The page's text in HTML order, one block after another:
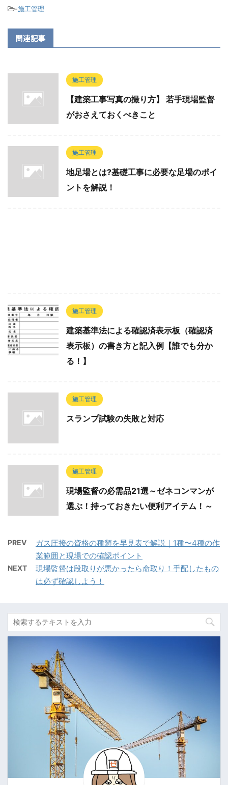
-施工管理
関連記事
施工管理
【建築工事写真の撮り方】 若手現場監督
がおさえておくべきこと
施工管理
地足場とは?基礎工事に必要な足場のポイ
ントを解説！
施工管理
建築基準法による確認済表示板（確認済
表示板）の書き方と記入例【誰でも分か
る！】
施工管理
スランプ試験の失敗と対応
施工管理
現場監督の必需品21選～ゼネコンマンが
選ぶ！持っておきたい便利アイテム！～
PREV
ガス圧接の資格の種類を早見表で解説｜1種〜4種の作
業範囲と現場での確認ポイント
NEXT
現場監督は段取りが悪かったら命取り！手配したもの
は必ず確認しよう！